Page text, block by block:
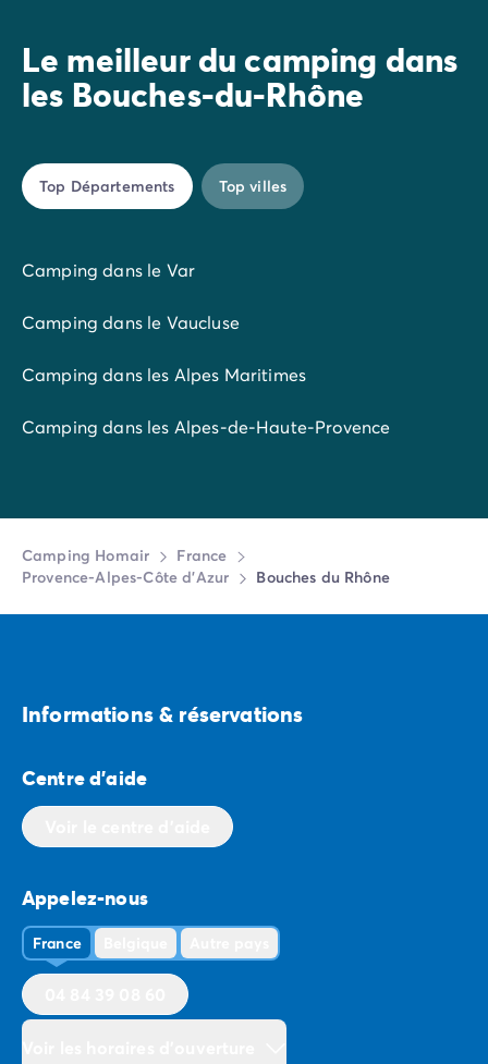
hébergements climatisés, un parc aquatique avec
toboggans et organisent en saison de nombreuses
animations pour toute la famille.
Le meilleur du camping dans
les Bouches-du-Rhône
Top Départements Top villes
Camping dans le Var
Camping dans le Vaucluse
Camping dans les Alpes Maritimes
Camping dans les Alpes-de-Haute-Provence
Camping Homair
France
Provence-Alpes-Côte d'Azur
Bouches du Rhône
Informations & réservations
Centre d'aide
Appelez-nous
France